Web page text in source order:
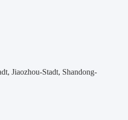
Jiaozhou-Stadt, Shandong-